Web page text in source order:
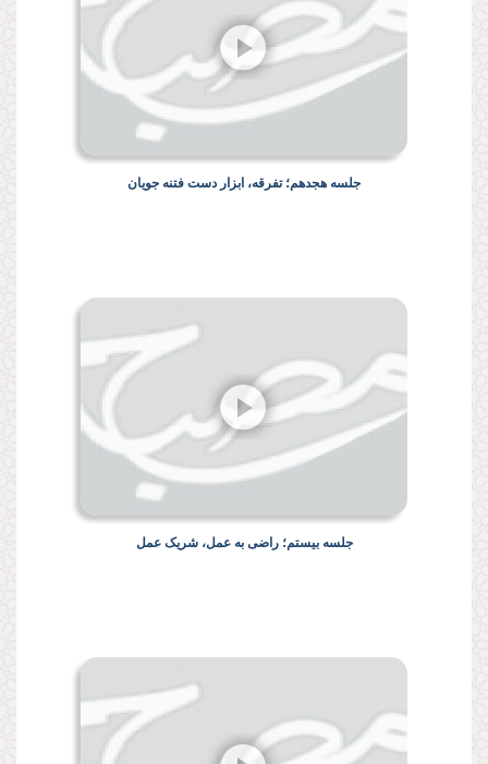
جلسه هجدهم؛ تفرقه، ابزار دست فتنه جویان
جلسه بیستم؛ راضی به عمل، شريک عمل